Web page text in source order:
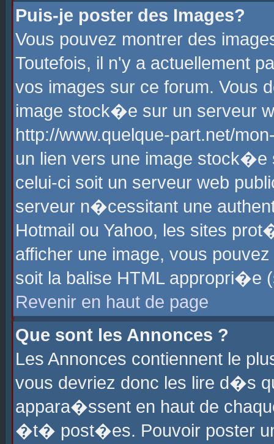
Puis-je poster des Images?
Vous pouvez montrer des
Toutefois, il n'y a actuellement
vos images sur ce forum. Vous
image stock�e sur un serveur
http://www.quelque-part.net/
un lien vers une image
celui-ci soit un serveur web
serveur n�cessitant une
Hotmail ou Yahoo, les sites
afficher une image, vous
soit la balise HTML
Revenir en haut de page
Que sont les Annonces ?
Les Annonces contiennent le
vous devriez donc les lire d�s
appara�ssent en haut de
�t� post�es. Pouvoir poster